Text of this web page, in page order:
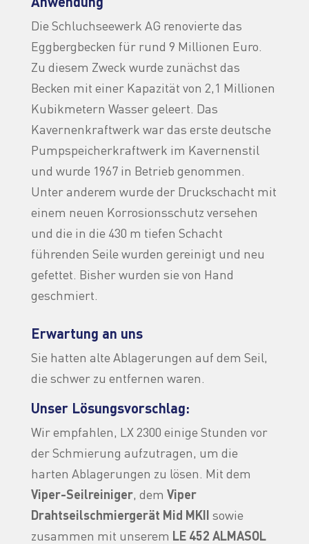
Die Schluchseewerk AG renovierte das
Eggbergbecken für rund 9 Millionen Euro.
Zu diesem Zweck wurde zunächst das
Becken mit einer Kapazität von 2,1 Millionen
Kubikmetern Wasser geleert. Das
Kavernenkraftwerk war das erste deutsche
Pumpspeicherkraftwerk im Kavernenstil
und wurde 1967 in Betrieb genommen.
Unter anderem wurde der Druckschacht mit
einem neuen Korrosionsschutz versehen
und die in die 430 m tiefen Schacht
führenden Seile wurden gereinigt und neu
gefettet. Bisher wurden sie von Hand
geschmiert.
Erwartung an uns
Sie hatten alte Ablagerungen auf dem Seil,
die schwer zu entfernen waren.
Unser Lösungsvorschlag:
Wir empfahlen, LX 2300 einige Stunden vor
der Schmierung aufzutragen, um die
harten Ablagerungen zu lösen. Mit dem
Viper-Seilreiniger, dem Viper
Drahtseilschmiergerät Mid MKII sowie
zusammen mit unserem LE 452 ALMASOL